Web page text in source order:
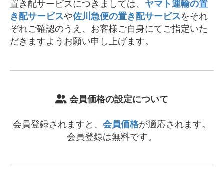
置き配サービスにつきましては、 ヤマト運輸の置
き配サービスや佐川急便の置き配サービスをそれ
ぞれご確認のうえ、お客様ご自身にてご指定いた
だきますようお願い申し上げます。
会員価格の設定について
会員登録されますと、 会員価格が適応されます。
会員登録は無料です。